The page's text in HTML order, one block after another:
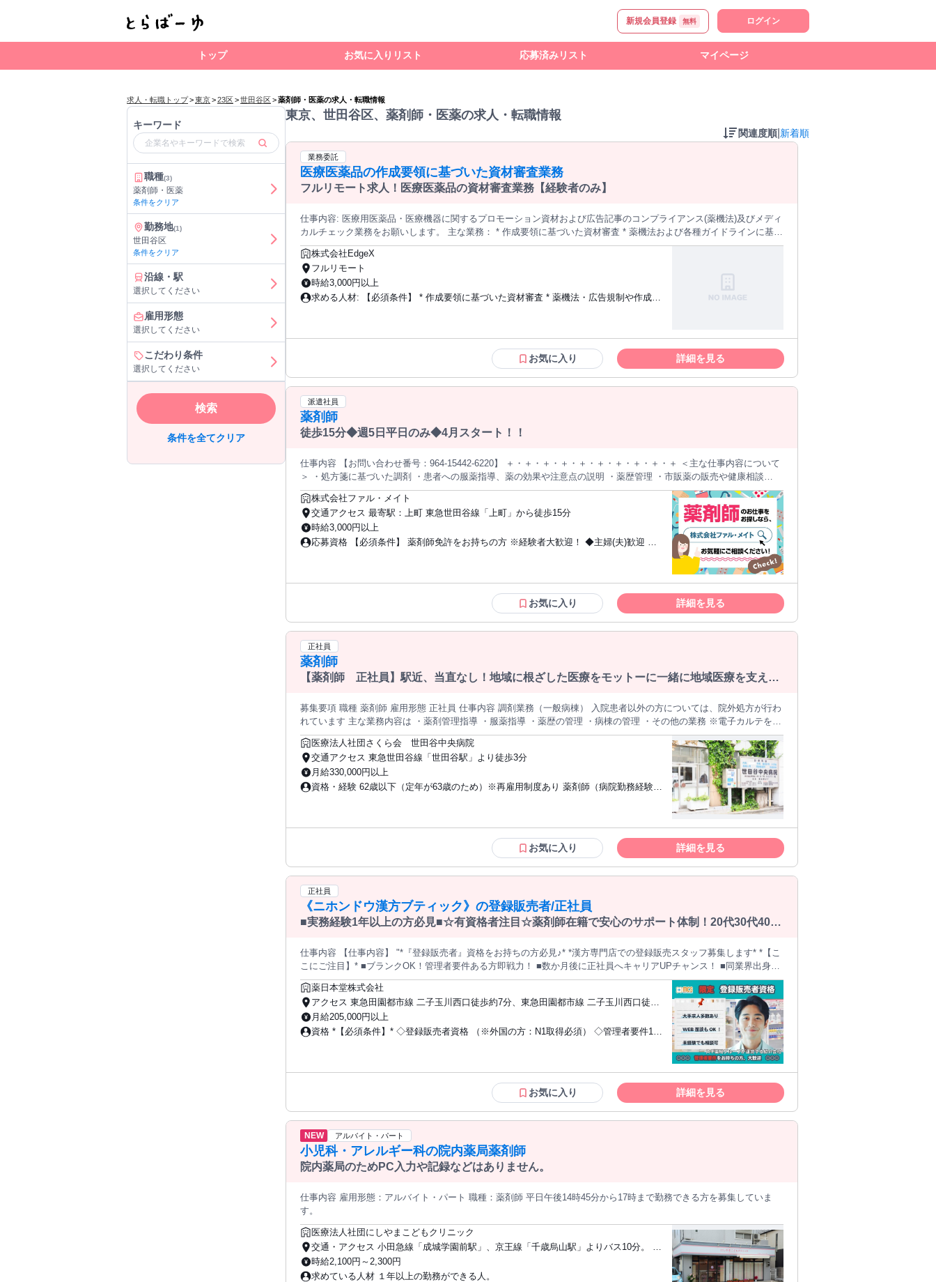
新規会員登録 無料 ログイン
トップ お気に入りリスト 応募済みリスト マイページ
求人・転職トップ>東京>23区>世田谷区>薬剤師・医薬の求人・転職情報
キーワード
職種(3)
薬剤師・医薬
条件をクリア
勤務地(1)
世田谷区
条件をクリア
沿線・駅
選択してください
雇用形態
選択してください
こだわり条件
選択してください
検索
条件を全てクリア
東京、世田谷区、薬剤師・医薬の求人・転職情報
関連度順 新着順
業務委託
医療医薬品の作成要領に基づいた資材審査業務
フルリモート求人！医療医薬品の資材審査業務【経験者のみ】
仕事内容: 医療用医薬品・医療機器に関するプロモーション資材および広告記事のコンプライアンス(薬機法)及びメディ
カルチェック業務をお願いします。 主な業務： * 作成要領に基づいた資材審査 * 薬機法および各種ガイドラインに基づ
く広告表現の適切性チェック * 添付文書・参考文献に基づくファクトチェック * 不適切な表現の指摘および代替案の提
案 * チェック結果のレポート作成
株式会社EdgeX
フルリモート
時給3,000円以上
求める人材: 【必須条件】 * 作成要領に基づいた資材審査 * 薬機法・広告規制や作成要
ニケーションスキル 【優遇条件】 * 薬機法管理者資格保有者 * 医薬品・医療機器業界
お気に入り 詳細を見る
派遣社員
薬剤師
徒歩15分◆週5日平日のみ◆4月スタート！！
仕事内容 【お問い合わせ番号：964-15442-6220】 ＋・＋・＋・＋・＋・＋・＋・＋・＋・＋ ＜主な仕事内容について
＞ ・処方箋に基づいた調剤 ・患者への服薬指導、薬の効果や注意点の説明 ・薬歴管理 ・市販薬の販売や健康相談
＋・＋・＋・＋・＋・＋・＋・＋・＋・＋ 処方科目：精 心療内科 透析 面平均処方枚数：平均 70-80 枚/日
株式会社ファル・メイト
交通アクセス 最寄駅：上町 東急世田谷線「上町」から徒歩15分
時給3,000円以上
応募資格 【必須条件】 薬剤師免許をお持ちの方 ※経験者大歓迎！ ◆主婦(夫)歓迎 ◆
お気に入り 詳細を見る
正社員
薬剤師
【薬剤師 正社員】駅近、当直なし！地域に根ざした医療をモットーに一緒に地域医療を支えま
募集要項 職種 薬剤師 雇用形態 正社員 仕事内容 調剤業務（一般病棟） 入院患者以外の方については、院外処方が行わ
れています 主な業務内容は ・薬剤管理指導 ・服薬指導 ・薬歴の管理 ・病棟の管理 ・その他の業務 ※電子カルテを導
入しております
医療法人社団さくら会 世田谷中央病院
交通アクセス 東急世田谷線「世田谷駅」より徒歩3分
月給330,000円以上
資格・経験 62歳以下（定年が63歳のため）※再雇用制度あり 薬剤師（病院勤務経験が
お気に入り 詳細を見る
正社員
《ニホンドウ漢方ブティック》の登録販売者/正社員
■実務経験1年以上の方必見■☆有資格者注目☆薬剤師在籍で安心のサポート体制！20代30代40代
仕事内容 【仕事内容】 "*『登録販売者』資格をお持ちの方必見♪* *漢方専門店での登録販売スタッフ募集します* *【こ
こにご注目】* ■ブランクOK！管理者要件ある方即戦力！ ■数か月後に正社員へキャリアUPチャンス！ ■同業界出身者
多数在籍！リスタート応援！ ■医療知識に加えて、漢方・体質改善の知識も習得可能！ 例えば…カウンセリング力・提
案力・コミュニケーションスキル 漢方薬局・薬局・クリニック での経験が少しでもあればぜひ せっかくの資格と経験
を活かす 働き方をかなえましょう◎ *《仕事内容》* ・漢方薬（煎じ薬・エキス製剤など） ・体質改善や未病ケアを目
的とした各種漢方製品 などの販売・ご提案をお任せします。 お客様一人ひとりの体質やお悩みに寄り添い、 最適な漢
方のご提案や服用方法のアドバイス、 副作用や注意点などを丁寧にお伝えしてください。" 【アピールポイント】 登録
います。 登録販売者向けの転職・求人サイト 「キャディカル登販.転職」も運営しており、 一人ひとりの希望に合わせ
を選べる ●大手スギ薬局グループならではの安心な環境 ●ブランクOK！丁寧なフォローあり ●キャリアアップや働き方
薬日本堂株式会社
アクセス 東急田園都市線 二子玉川西口徒歩約7分、東急田園都市線 二子玉川西口徒歩
約7分、東急田園都市線 二子新地東口徒歩約14分
月給205,000円以上
資格 *【必須条件】* ◇登録販売者資格 （※外国の方：N1取得必須） ◇管理者要件1年
薬局 クリニック受付・医療事務 など） - 資格を活かして手に職をつけたい方はぜひ♪
お気に入り 詳細を見る
NEW アルバイト・パート
小児科・アレルギー科の院内薬局薬剤師
院内薬局のためPC入力や記録などはありません。
仕事内容 雇用形態：アルバイト・パート 職種：薬剤師 平日午後14時45分から17時まで勤務できる方を募集していま
す。
医療法人社団にしやまこどもクリニック
交通・アクセス 小田急線「成城学園前駅」、京王線「千歳烏山駅」よりバス10分。 バ
ス停「祖師谷国際交流会館」下車。徒歩1分。
時給2,100円～2,300円
求めている人材 １年以上の勤務ができる人。